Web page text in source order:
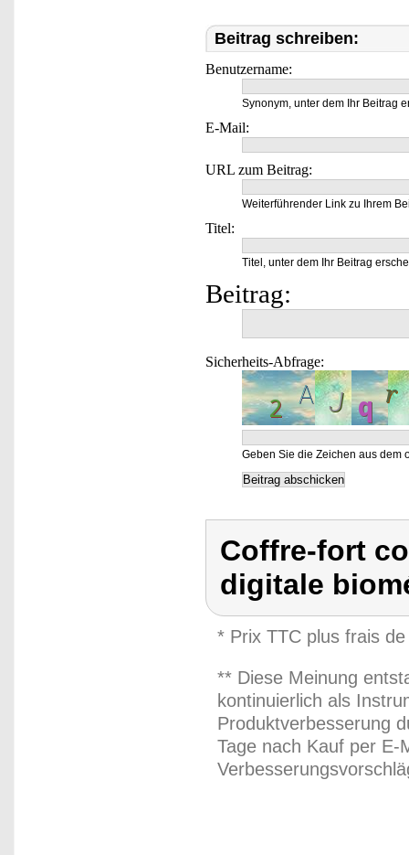
Beitrag schreiben:
Benutzername:
Synonym, unter dem Ihr Beitrag
E-Mail:
URL zum Beitrag:
Weiterführender Link zu Ihrem
Titel:
Titel, unter dem Ihr Beitrag
Beitrag:
Sicherheits-Abfrage:
Geben Sie die Zeichen aus dem
Coffre-fort
digitale
* Prix TTC plus frais
** Diese Meinung
kontinuierlich als
Produktverbesserung
Tage nach Kauf per E-